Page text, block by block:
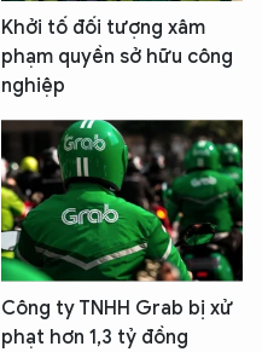
Khởi tố đối tượng xâm
phạm quyền sở hữu công
nghiệp
Công ty TNHH Grab bị xử
phạt hơn 1,3 tỷ đồng